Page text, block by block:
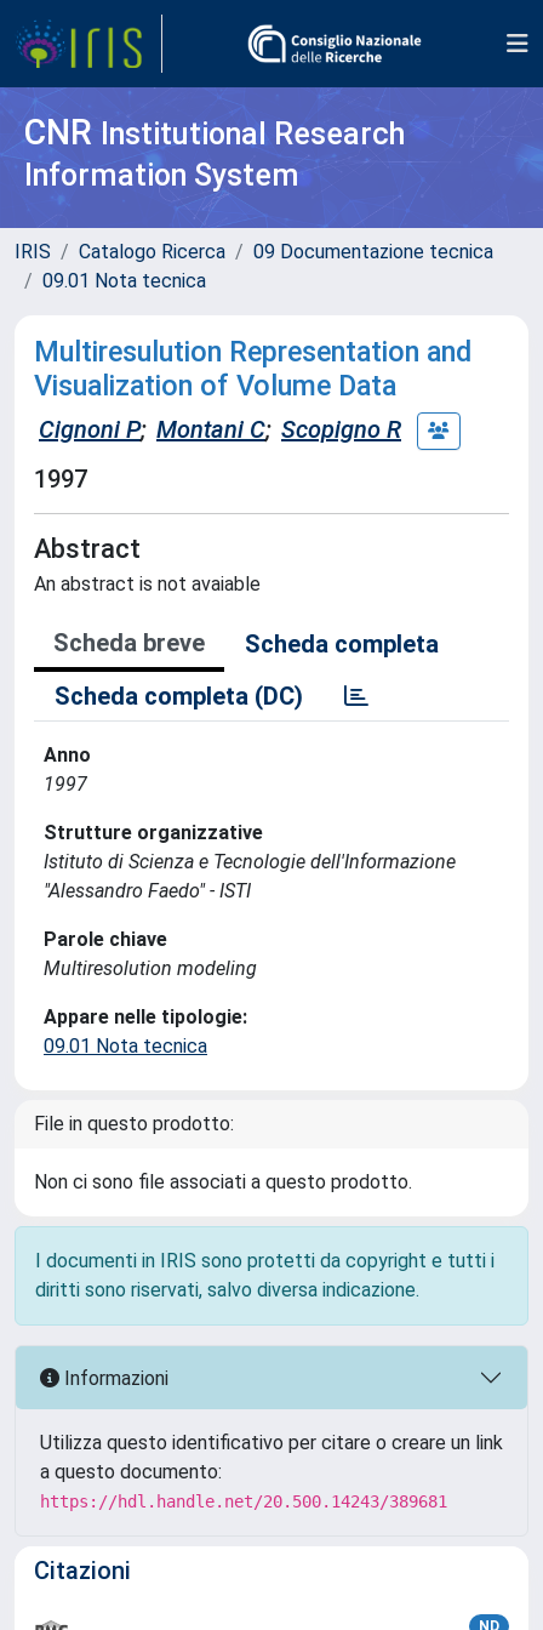
CNR Institutional Research
Information System
IRIS Catalogo Ricerca
09 Documentazione tecnica
09.01 Nota tecnica
Multiresulution Representation and
Visualization of Volume Data
Cignoni P; Montani C; Scopigno R
1997
Abstract
An abstract is not avaiable
Scheda breve
Scheda completa
Scheda completa (DC)
Anno
1997
Strutture organizzative
Istituto di Scienza e Tecnologie dell'Informazione
"Alessandro Faedo" - ISTI
Parole chiave
Multiresolution modeling
Appare nelle tipologie:
09.01 Nota tecnica
File in questo prodotto:
Non ci sono file associati a questo prodotto.
I documenti in IRIS sono protetti da copyright e tutti i
diritti sono riservati, salvo diversa indicazione.
Informazioni
Utilizza questo identificativo per citare o creare un link
a questo documento:
https://hdl.handle.net/20.500.14243/389681
Citazioni
ND